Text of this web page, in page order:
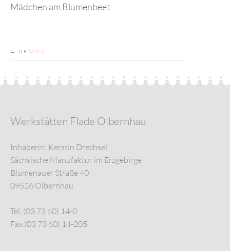
Mädchen am Blumenbeet
→ DETAILS
Werkstätten Flade Olbernhau
Inhaberin: Kerstin Drechsel
Sächsische Manufaktur im Erzgebirge
Blumenauer Straße 40
09526 Olbernhau
Tel. (03 73 60) 14-0
Fax (03 73 60) 14-205